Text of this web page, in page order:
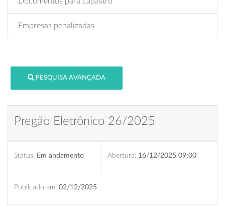
Empresas penalizadas
PESQUISA AVANÇADA
Pregão Eletrônico 26/2025
Status: Em andamento Abertura: 16/12/2025 09:00
Publicado em: 02/12/2025